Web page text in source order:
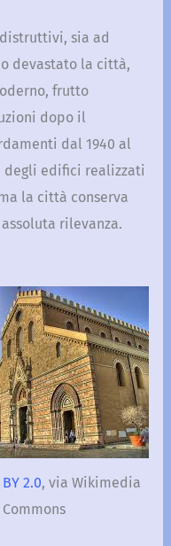
sia ad
devastato la città,
frutto
dopo il
dal 1940 al
degli edifici realizzati
la città conserva
rilevanza.
BY 2.0, via Wikimedia
Commons